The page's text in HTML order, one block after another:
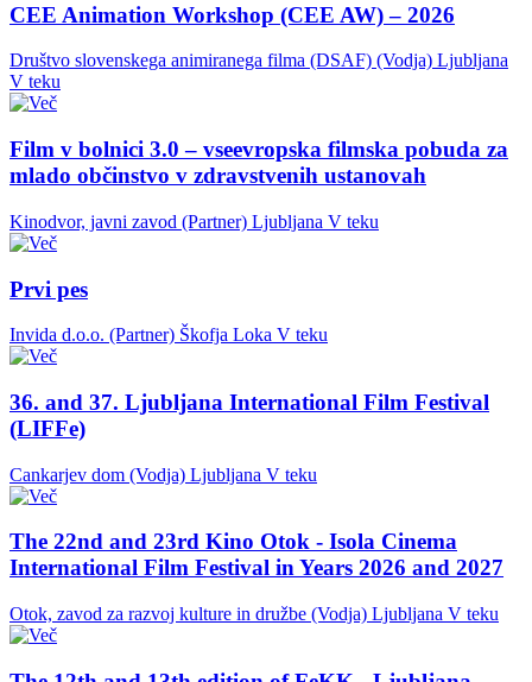
CEE Animation Workshop (CEE AW) – 2026
Društvo slovenskega animiranega filma (DSAF) (Vodja) Ljubljana
V teku
Film v bolnici 3.0 – vseevropska filmska pobuda za
mlado občinstvo v zdravstvenih ustanovah
Kinodvor, javni zavod (Partner) Ljubljana V teku
Prvi pes
Invida d.o.o. (Partner) Škofja Loka V teku
36. and 37. Ljubljana International Film Festival
(LIFFe)
Cankarjev dom (Vodja) Ljubljana V teku
The 22nd and 23rd Kino Otok - Isola Cinema
International Film Festival in Years 2026 and 2027
Otok, zavod za razvoj kulture in družbe (Vodja) Ljubljana V teku